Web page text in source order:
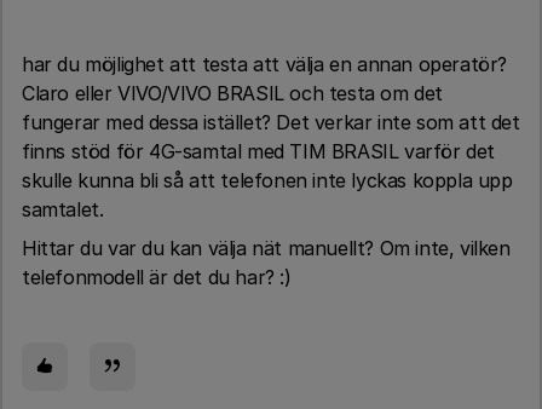
har du möjlighet att testa att välja en annan operatör?
Claro eller VIVO/VIVO BRASIL och testa om det
fungerar med dessa istället? Det verkar inte som att det
finns stöd för 4G-samtal med TIM BRASIL varför det
skulle kunna bli så att telefonen inte lyckas koppla upp
samtalet.
Hittar du var du kan välja nät manuellt? Om inte, vilken
telefonmodell är det du har? :)